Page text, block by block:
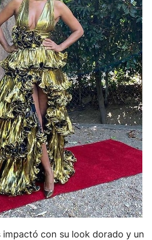
impactó con su look dorado y un